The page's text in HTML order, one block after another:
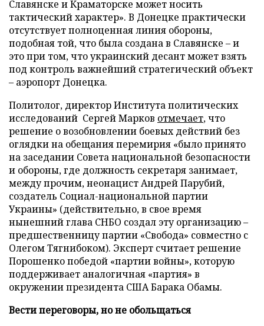
Славянске и Краматорске может носить
тактический характер». В Донецке практически
отсутствует полноценная линия обороны,
подобная той, что была создана в Славянске – и
это при том, что украинский десант может взять
под контроль важнейший стратегический объект
– аэропорт Донецка.
Политолог, директор Института политических
исследований Сергей Марков отмечает, что
решение о возобновлении боевых действий без
оглядки на обещания перемирия «было принято
на заседании Совета национальной безопасности
и обороны, где должность секретаря занимает,
между прочим, неонацист Андрей Парубий,
создатель Социал-национальной партии
Украины» (действительно, в свое время
нынешний глава СНБО создал эту организацию –
предшественницу партии «Свобода» совместно с
Олегом Тягнибоком). Эксперт считает решение
Порошенко победой «партии войны», которую
поддерживает аналогичная «партия» в
окружении президента США Барака Обамы.
Вести переговоры, но не обольщаться